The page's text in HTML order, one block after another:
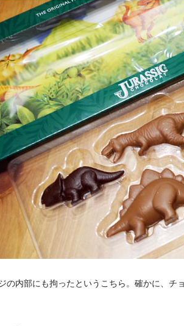
の内部にも拘ったというこちら。確かに、チ